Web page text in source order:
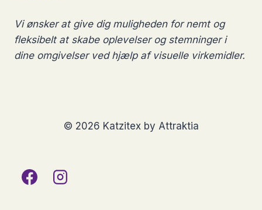
Vi ønsker at give dig muligheden for nemt og
fleksibelt at skabe oplevelser og stemninger i
dine omgivelser ved hjælp af visuelle virkemidler.
© 2026 Katzitex by Attraktia